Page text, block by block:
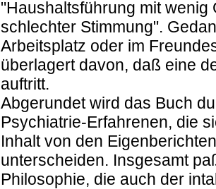
"Haushaltsführung mit wenig
schlechter Stimmung".
Arbeitsplatz oder im
überlagert davon, daß eine
auftritt.
Abgerundet wird das Buch
Psychiatrie-Erfahrenen, die
Inhalt von den
unterscheiden. Insgesamt
Philosophie, die auch der